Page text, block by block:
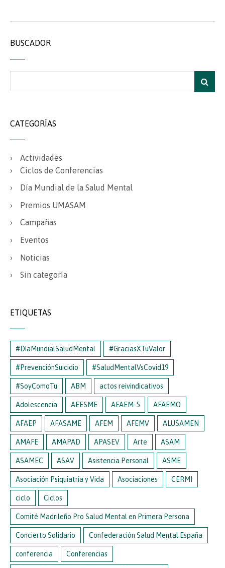
BUSCADOR
CATEGORÍAS
Actividades
Ciclos de Conferencias
Día Mundial de la Salud Mental
Premios UMASAM
Campañas
Eventos
Noticias
Sin categoría
ETIQUETAS
#DíaMundialSaludMental #GraciasXTuValor
#PrevenciónSuicidio #SaludMentalVsCovid19
#SoyComoTu ABM actos reivindicativos
Adolescencia AEESME AFAEM-5 AFAEMO
AFAEP AFASAME AFEM AFEMV ALUSAMEN
AMAFE AMAPAD APASEV Arte ASAM
ASAMEC ASAV Asistencia Personal ASME
Asociación Psiquiatría y Vida Asociaciones CERMI
ciclo Ciclos
Comité Madrileño Pro Salud Mental en Primera Persona
Concierto Solidario Confederación Salud Mental España
conferencia Conferencias